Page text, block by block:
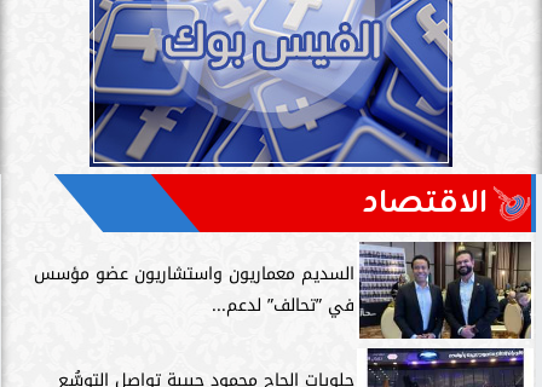
الاقتصاد
السديم معماريون واستشاريون عضو مؤسس
في ”تحالف” لدعم...
حلويات الحاج محمود حبيبة تواصل التوسُّع